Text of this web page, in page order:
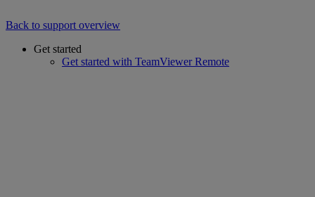
Back to support overview
Get started
Get started with TeamViewer Remote